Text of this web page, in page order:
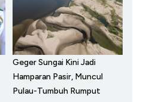
Geger Sungai Kini Jadi
Hamparan Pasir, Muncul
Pulau-Tumbuh Rumput